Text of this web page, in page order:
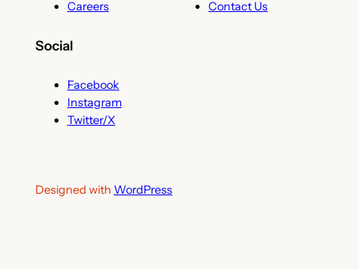
Careers
Contact Us
Social
Facebook
Instagram
Twitter/X
Designed with WordPress